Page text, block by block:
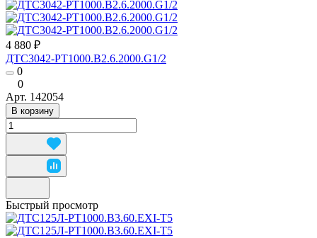
4 880 ₽
ДТС3042-РТ1000.В2.6.2000.G1/2
0
0
Арт. 142054
В корзину
Быстрый просмотр